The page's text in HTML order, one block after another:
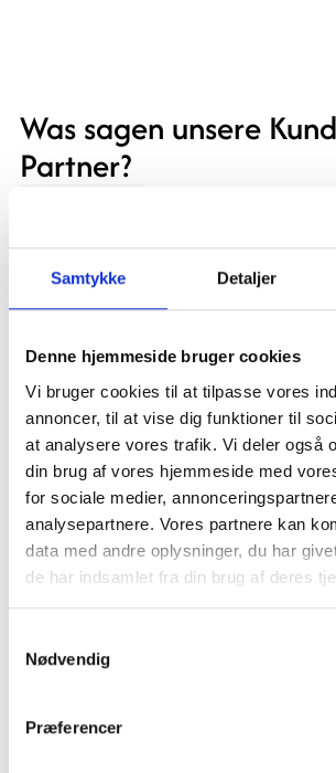
Samtykke Detaljer
Denne hjemmeside bruger cookies
Vi bruger cookies til at tilpasse vores
annoncer, til at vise dig funktioner til
at analysere vores trafik. Vi deler også
din brug af vores hjemmeside med
for sociale medier,
analysepartnere. Vores partnere kan
data med andre oplysninger, du har
de har indsamlet fra din brug af deres
Nødvendig
Præferencer
Was sagen unsere
Partner?
möglich produzieren. Unser Fokus liegt auf
Durchlaufzeiten und darauf, mit derselben
Mitarbeitern mehr zu produzieren. Wenn wir
erreichen wollen, müssen wir uns stärker auf
Produktionsprozesse konzentrieren, die
automatisiert sind als früher.
Preben Rasmussen, Skovby Möbelfabrik
Preben Rasmussen